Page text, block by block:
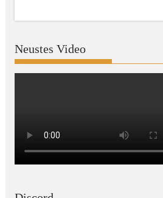
Neustes Video